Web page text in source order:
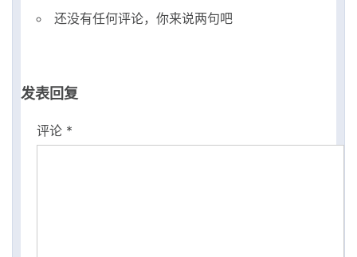
还没有任何评论，你来说两句吧
发表回复
评论 *